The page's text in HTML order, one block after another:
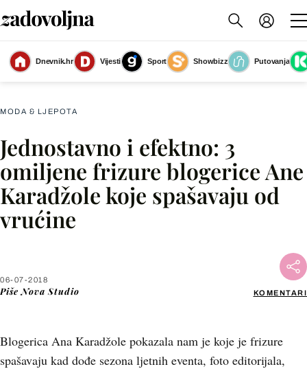
Dnevnik.hr Vijesti Sport Showbizz
Putovanja
Omiljene ljetne frizure blogerice Ane Karadžole
(Foto: Sandro Sklepić)
MODA & LJEPOTA
Jednostavno i efektno: 3
omiljene frizure blogerice Ane
Karadžole koje spašavaju od
vrućine
06-07-2018
Piše Nova Studio KOMENTARI
Blogerica Ana Karadžole pokazala nam je koje je frizure
spašavaju kad dođe sezona ljetnih eventa, foto editorijala,
Facebook
X